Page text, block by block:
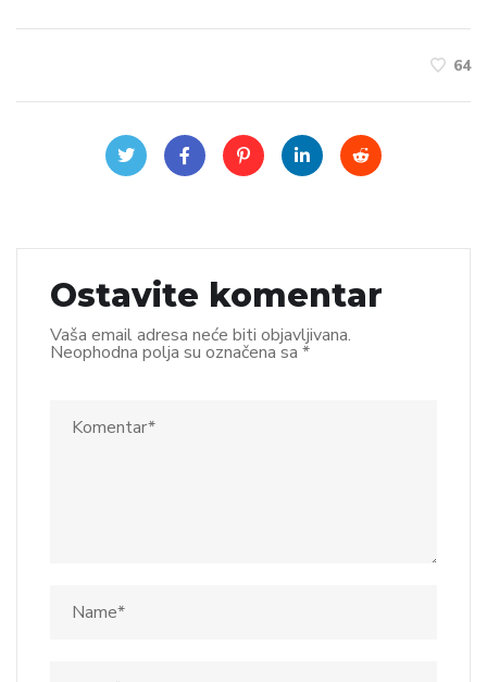
64
Ostavite komentar
Vaša email adresa neće biti objavljivana.
Neophodna polja su označena sa *